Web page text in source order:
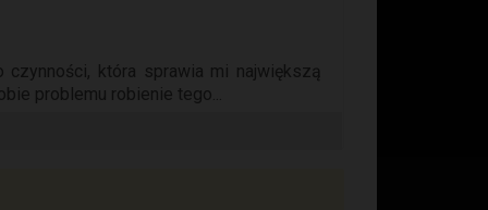
czynności, która sprawia mi największą
problemu robienie tego...